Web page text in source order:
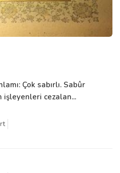
Çok sabırlı. Sabûr
işleyenleri cezalan...